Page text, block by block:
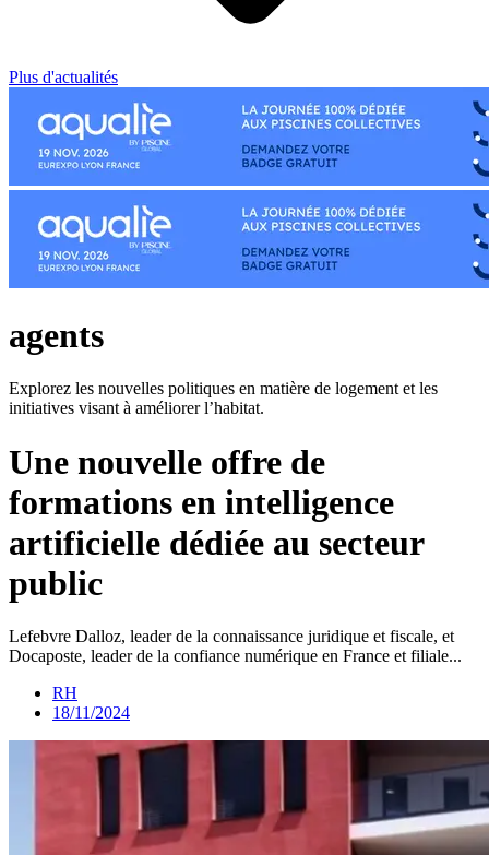
Plus d'actualités
agents
Explorez les nouvelles politiques en matière de logement et les
initiatives visant à améliorer l’habitat.
Une nouvelle offre de
formations en intelligence
artificielle dédiée au secteur
public
Lefebvre Dalloz, leader de la connaissance juridique et fiscale, et
Docaposte, leader de la confiance numérique en France et filiale...
RH
18/11/2024